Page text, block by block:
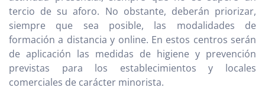
tercio de su aforo. No obstante, deberán priorizar,
siempre que sea posible, las modalidades de
formación a distancia y online. En estos centros serán
de aplicación las medidas de higiene y prevención
previstas para los establecimientos y locales
comerciales de carácter minorista.